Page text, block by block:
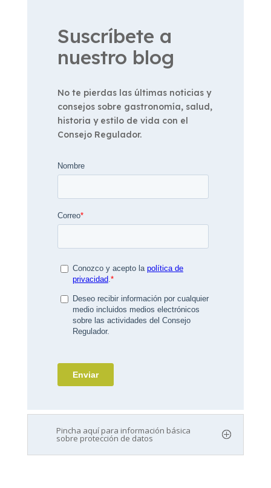
Suscríbete a
nuestro blog
No te pierdas las últimas noticias y
consejos sobre gastronomía, salud,
historia y estilo de vida con el
Consejo Regulador.
Pincha aquí para información básica
sobre protección de datos